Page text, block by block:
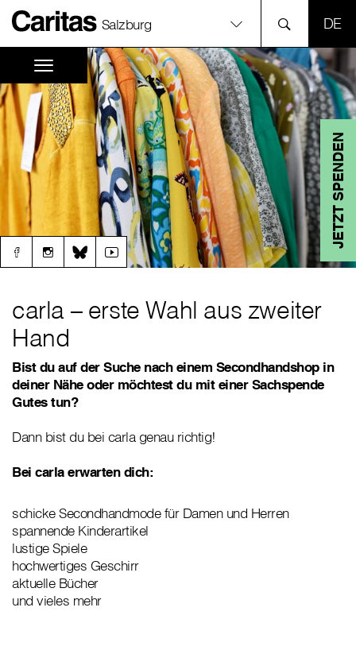
Salzburg
JETZT SPENDEN
carla – erste Wahl aus zweiter
Hand
Bist du auf der Suche nach einem Secondhandshop in
deiner Nähe oder möchtest du mit einer Sachspende
Gutes tun?
Dann bist du bei carla genau richtig!
Bei carla erwarten dich:
schicke Secondhandmode für Damen und Herren
spannende Kinderartikel
lustige Spiele
hochwertiges Geschirr
aktuelle Bücher
und vieles mehr